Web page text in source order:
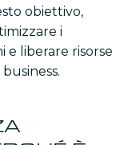
obiettivo,
i
e liberare risorse